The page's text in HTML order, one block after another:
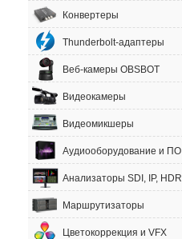
Конвертеры
Thunderbolt-адаптеры
Веб-камеры OBSBOT
Видеокамеры
Видеомикшеры
Аудиооборудование и ПО
Анализаторы SDI, IP, HDR
Маршрутизаторы
Цветокоррекция и VFX